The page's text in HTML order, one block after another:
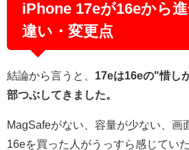
iPhone 17eが16eから
違い・変更点
結論から言うと、 17eは16eの"惜し
部つぶしてきました。
MagSafeがない、容量が少ない、
16eを買った人がうっすら感じてい